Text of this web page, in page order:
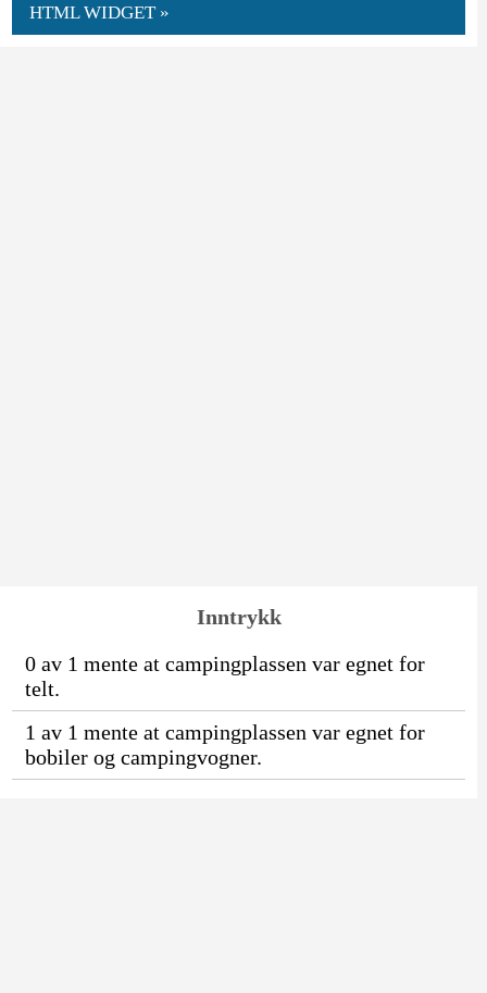
HTML WIDGET »
Inntrykk
0 av 1 mente at campingplassen var egnet for
telt.
1 av 1 mente at campingplassen var egnet for
bobiler og campingvogner.